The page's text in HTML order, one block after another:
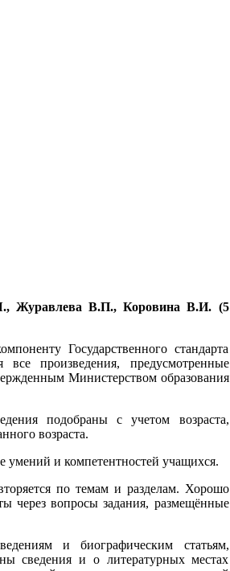
Журавлева В.П., Коровина В.И. (5
Государственного стандарта
произведения, предусмотренные
Министерством образования
подобраны с учетом возраста,
возраста.
и компетентностей учащихся.
по темам и разделам. Хорошо
через вопросы задания, размещённые
и биографическим статьям,
сведения и о литературных местах